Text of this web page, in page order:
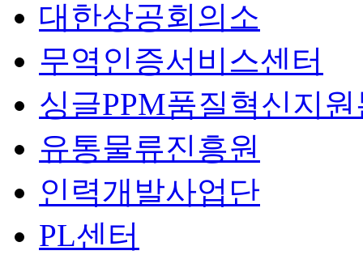
대한상공회의소
무역인증서비스센터
싱글PPM품질혁신지
유통물류진흥원
인력개발사업단
PL센터